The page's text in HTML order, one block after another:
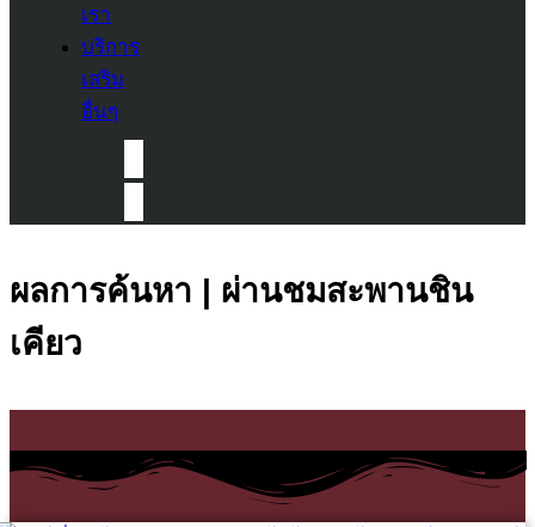
เรา
บริการ
เสริม
อื่นๆ
ผลการค้นหา | ผ่านชมสะพานชิน
เคียว